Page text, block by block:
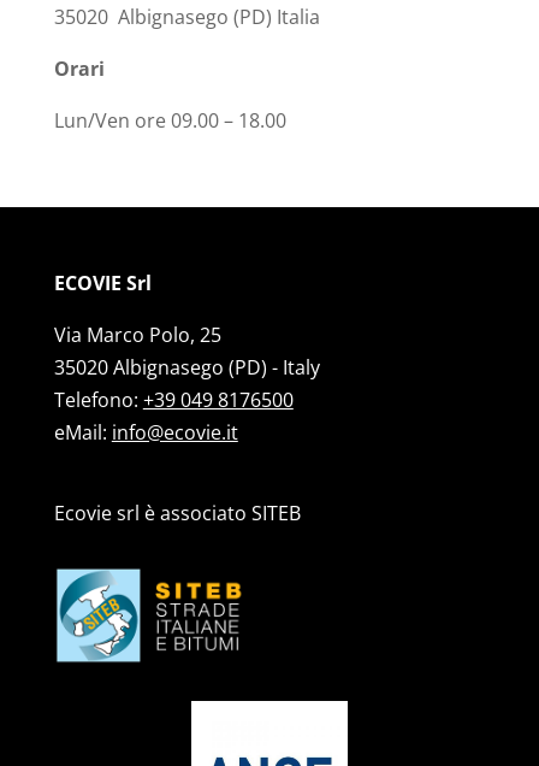
35020 Albignasego (PD) Italia
Orari
Lun/Ven ore 09.00 – 18.00
ECOVIE Srl
Via Marco Polo, 25
35020 Albignasego (PD) - Italy
Telefono: +39 049 8176500
eMail: info@ecovie.it
Ecovie srl è associato SITEB